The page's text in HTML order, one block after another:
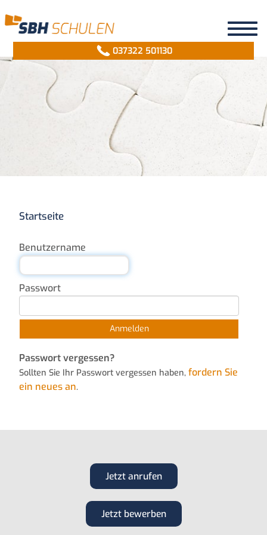
Startseite
037322 501130
Benutzername
Passwort
Passwort vergessen?
Sollten Sie Ihr Passwort vergessen haben,fordern Sie
ein neues an.
Jetzt anrufen
Jetzt bewerben